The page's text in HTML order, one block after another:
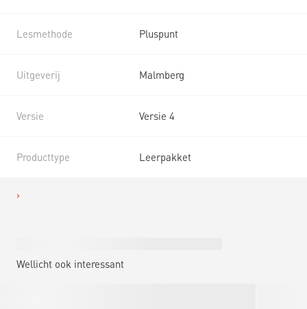
Lesmethode Pluspunt
Uitgeverij Malmberg
Versie Versie 4
Producttype Leerpakket
Wellicht ook interessant